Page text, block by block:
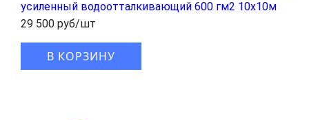
усиленный водоотталкивающий 600 гм2 10x10м
29 500 руб/шт
В КОРЗИНУ